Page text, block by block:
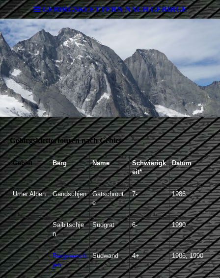
GEBIRGSKLETTERN NACH GEBIRGE
Gebirgsklettertouren nach Gebiet
Gebiet Berg Name
Schwierigk
eit*
Datum
Urner Alpen Gandschjen
Gatschrout
e
7- 1986
Salbitschje
n
Südgrat 6- 1990
Bergseesch
jen
Südwand 4+ 1986, 1990